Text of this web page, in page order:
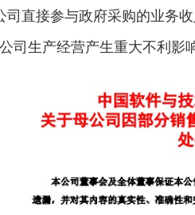
司直接参与政府采购的业务
司生产经营产生重大不利影响